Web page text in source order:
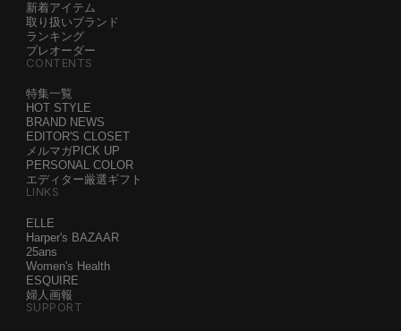
新着アイテム
取り扱いブランド
ランキング
プレオーダー
CONTENTS
特集一覧
HOT STYLE
BRAND NEWS
EDITOR'S CLOSET
メルマガPICK UP
PERSONAL COLOR
エディター厳選ギフト
LINKS
ELLE
Harper's BAZAAR
25ans
Women's Health
ESQUIRE
婦人画報
SUPPORT